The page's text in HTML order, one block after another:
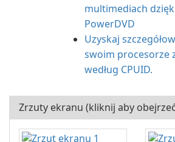
multimediach
PowerDVD
Uzyskaj
swoim procesorze
według CPUID.
Zrzuty ekranu (kliknij aby